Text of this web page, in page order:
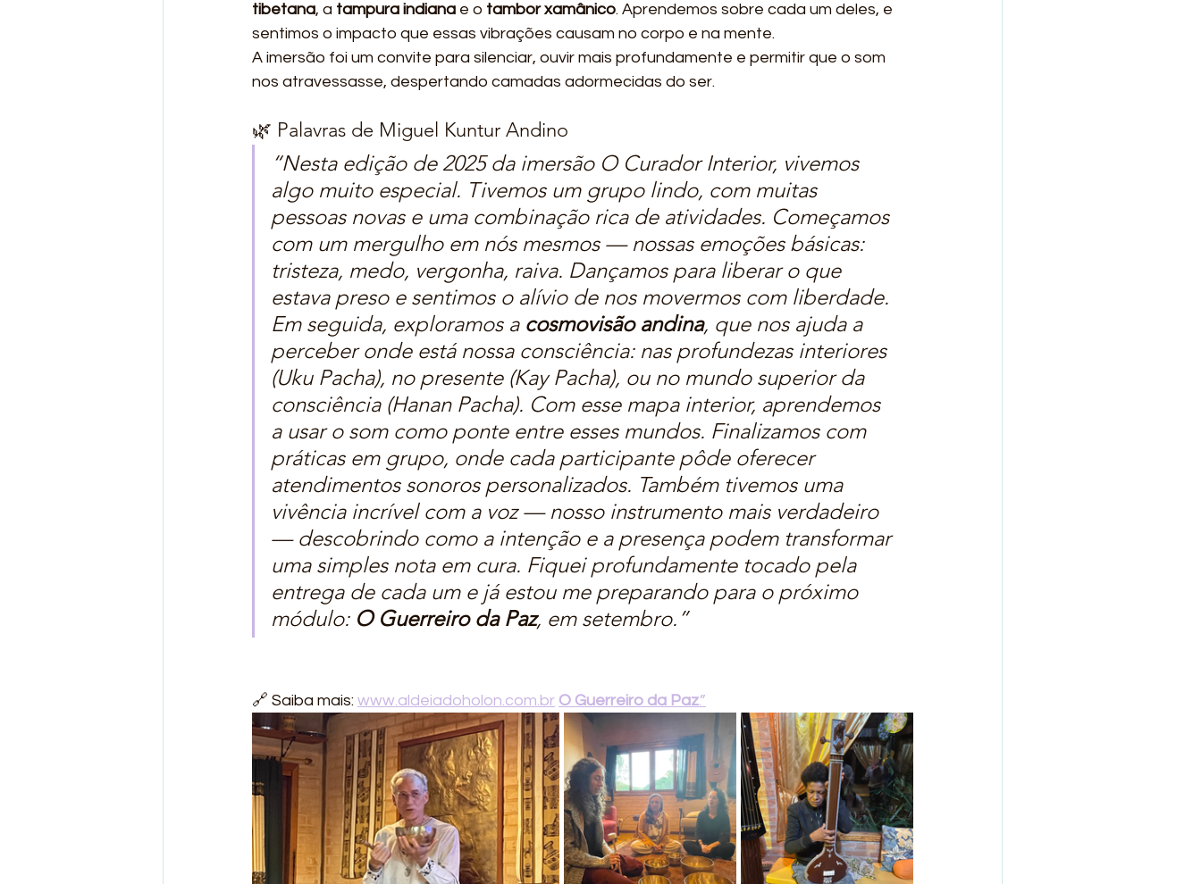
tibetana, a tampura indiana e o tambor xamânico. Aprendemos sobre cada um deles, e
sentimos o impacto que essas vibrações causam no corpo e na mente.
A imersão foi um convite para silenciar, ouvir mais profundamente e permitir que o som
nos atravessasse, despertando camadas adormecidas do ser.
🌿 Palavras de Miguel Kuntur Andino
“Nesta edição de 2025 da imersão O Curador Interior, vivemos
algo muito especial. Tivemos um grupo lindo, com muitas
pessoas novas e uma combinação rica de atividades. Começamos
com um mergulho em nós mesmos — nossas emoções básicas:
tristeza, medo, vergonha, raiva. Dançamos para liberar o que
estava preso e sentimos o alívio de nos movermos com liberdade.
Em seguida, exploramos a cosmovisão andina, que nos ajuda a
perceber onde está nossa consciência: nas profundezas interiores
(Uku Pacha), no presente (Kay Pacha), ou no mundo superior da
consciência (Hanan Pacha). Com esse mapa interior, aprendemos
a usar o som como ponte entre esses mundos. Finalizamos com
práticas em grupo, onde cada participante pôde oferecer
atendimentos sonoros personalizados. Também tivemos uma
vivência incrível com a voz — nosso instrumento mais verdadeiro
— descobrindo como a intenção e a presença podem transformar
uma simples nota em cura. Fiquei profundamente tocado pela
entrega de cada um e já estou me preparando para o próximo
módulo: O Guerreiro da Paz, em setembro.”
🔗 Saiba mais: www.aldeiadoholon.com.br O Guerreiro da Paz.”